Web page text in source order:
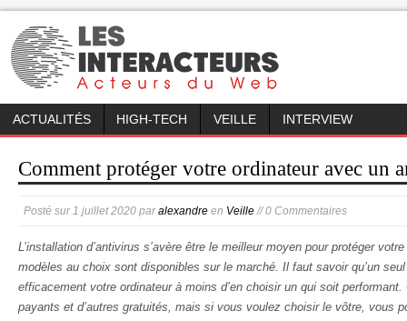
ACTUALITÉS HIGH-TECH VEILLE INTERVIEW
Comment protéger votre ordinateur avec un
Posté sur1 juillet 2020 paralexandre en Veille// 0 Commentaires
L’installation d’antivirus s’avère être le meilleur moyen pour protéger
modèles au choix sont disponibles sur le marché. Il faut savoir qu’un
efficacement votre ordinateur à moins d’en choisir un qui soit
payants et d’autres gratuités, mais si vous voulez choisir le vôtre, vous